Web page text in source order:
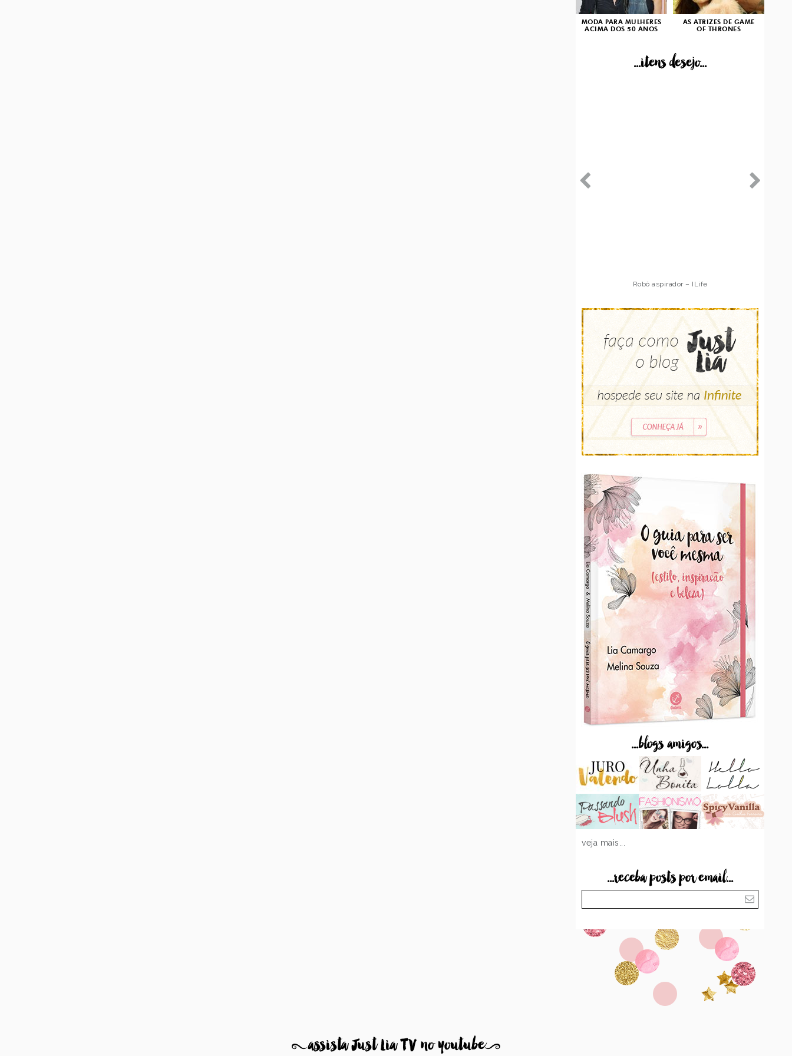
MODA PARA MULHERES
ACIMA DOS 50 ANOS
AS ATRIZES DE GAME
OF THRONES
...itens desejo...
Robô aspirador – ILife
...blogs amigos...
veja mais...
...receba posts por email...
8assista Just Lia TV no youtube9